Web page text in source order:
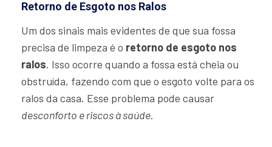
Retorno de Esgoto nos Ralos
Um dos sinais mais evidentes de que sua fossa
precisa de limpeza é o retorno de esgoto nos
ralos. Isso ocorre quando a fossa está cheia ou
obstruída, fazendo com que o esgoto volte para os
ralos da casa. Esse problema pode causar
desconforto e riscos à saúde.